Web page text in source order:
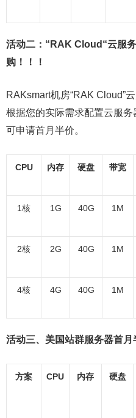
活动二：“RAK Cloud“云服
购！！！
RAKsmart机房“RAK Cloud”
根据您的实际需求配置云服
可申请首月半价。
CPU 内存 硬盘 带宽
1核 1G 40G 1M
2核 2G 40G 1M
4核 4G 40G 1M
活动三、美国站群服务器首月
方案 CPU 内存 硬盘